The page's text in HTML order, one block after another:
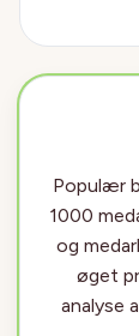
Most
Most
Populær
1000
og
øget
analyse